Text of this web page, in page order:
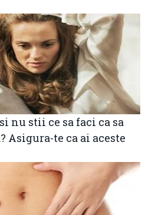
nu stii ce sa faci ca sa
Asigura-te ca ai aceste